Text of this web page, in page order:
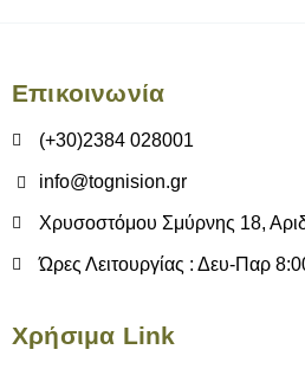
Επικοινωνία
(+30)2384 028001
info@tognision.gr
Χρυσοστόμου Σμύρνης 18,
Ώρες Λειτουργίας : Δευ-Παρ
Χρήσιμα Link